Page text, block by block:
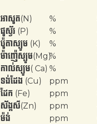
អាសូត(N)
ផូស្វ័រ (P)
ប៉ូតាស្យូម (K)
ម៉ាញ៉េស្យូម(Mg)
កាល់ស្យូម( Ca)
ទង់ដែង (Cu)
ដែក (Fe)
ស័ង្កសី(Zn)
ម៉ង់
%
%
%
%
%
ppm
ppm
ppm
ppm